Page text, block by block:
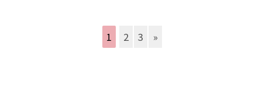
1 2 3 »